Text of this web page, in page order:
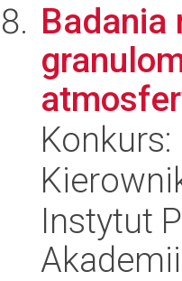
Badania
Konkurs:
Instytut